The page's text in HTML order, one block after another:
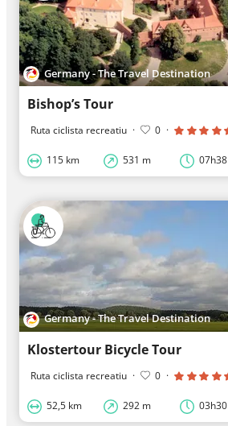
Germany - The Travel Destination
Bishop’s Tour
Ruta ciclista recreatiu · 0 ·
115 km 531 m 07h38
Germany - The Travel Destination
Klostertour Bicycle Tour
Ruta ciclista recreatiu · 0 ·
52,5 km 292 m 03h30